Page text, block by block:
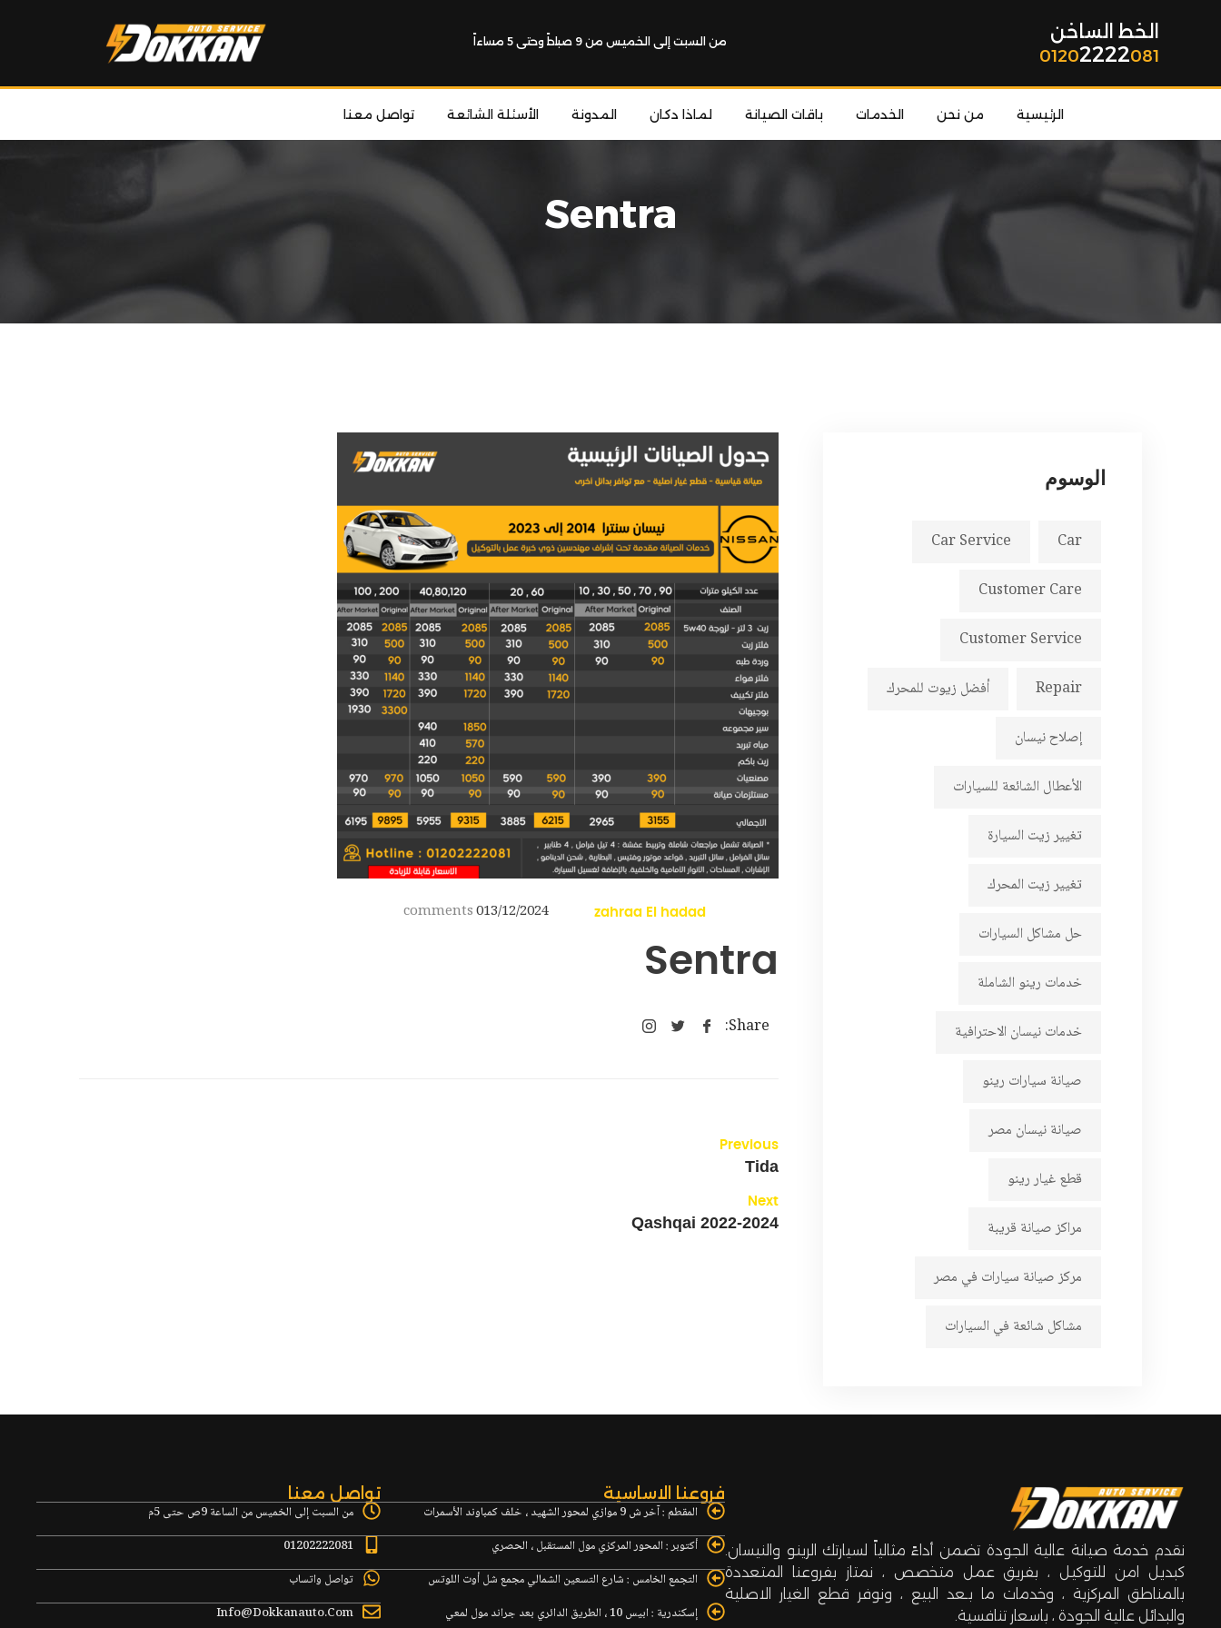
الخط الساخن
01202222081
من السبت إلى الخميس من 9 صباحاً وحتى 5 مساءاً
الرئيسية من نحن الخدمات باقات الصيانة لماذا دكان المدونة الأسئلة الشائعة تواصل معنا
Sentra
zahraa El hadad
13/12/2024
0
Sentra
Share:
Previous
Tida
Next
Qashqai 2022-2024
الوسوم
Car
Car Service
Customer Care
Customer Service
Repair
أفضل زيوت للمحرك
إصلاح نيسان
الأعطال الشائعة للسيارات
تغيير زيت السيارة
تغيير زيت المحرك
حل مشاكل السيارات
خدمات رينو الشاملة
خدمات نيسان الاحترافية
صيانة سيارات رينو
صيانة نيسان مصر
قطع غيار رينو
مراكز صيانة قريبة
مركز صيانة سيارات في مصر
مشاكل شائعة في السيارات
نقدم خدمة صيانة عالية الجودة تضمن أداءً مثالياً لسيارتك الرينو والنيسان.
كبديل امن للتوكيل ، بفريق عمل متخصص ، نمتاز بفروعنا المتعددة
بالمناطق المركزية ، وخدمات ما بـعد البيع ، ونوفر قطع الغيار الاصلية
والبدائل عالية الجودة ، باسعار تنافسية.
فروعنا الاساسية
المقطم : آخر ش 9 موازي لمحور الشهيد ، خلف كمباوند الأسمرات
أكتوبر : المحور المركزي مول المستقبل ، الحصري
التجمع الخامس : شارع التسعين الشمالي مجمع شل أوت اللوتس
إسكندرية : ابيس 10 ، الطريق الدائري بعد جراند مول لمعي
تواصل معنا
من السبت إلى الخميس من الساعة 9ص حتى 5م
01202222081
تواصل واتساب
Info@Dokkanauto.Com